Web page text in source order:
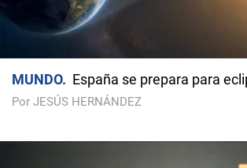
MUNDO España se prepara para
Por JESÚS HERNÁNDEZ